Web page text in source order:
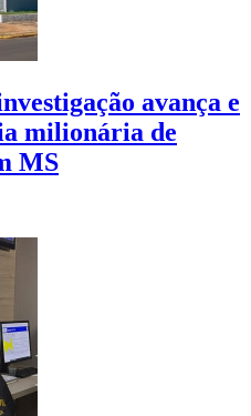
avança e
milionária de
MS